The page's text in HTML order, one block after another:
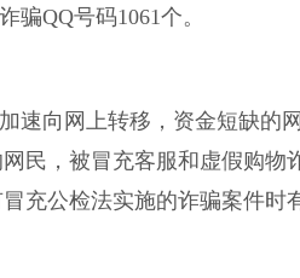
QQ号码1061个。
速向网上转移，资金短缺的
民，被冒充客服和虚假购物
充公检法实施的诈骗案件时